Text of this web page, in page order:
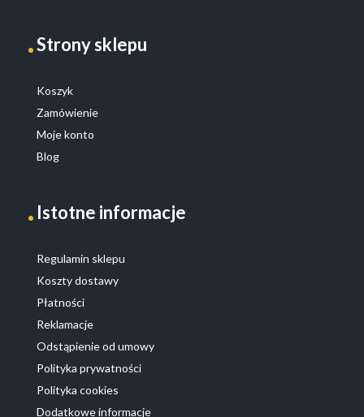
Strony sklepu
Koszyk
Zamówienie
Moje konto
Blog
Istotne informacje
Regulamin sklepu
Koszty dostawy
Płatności
Reklamacje
Odstąpienie od umowy
Polityka prywatności
Polityka cookies
Dodatkowe informacje